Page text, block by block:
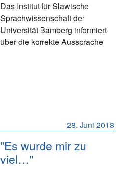
Das Institut für Slawische
Sprachwissenschaft der
Universität Bamberg informiert
über die korrekte Aussprache
28. Juni 2018
"Es wurde mir zu
viel…"